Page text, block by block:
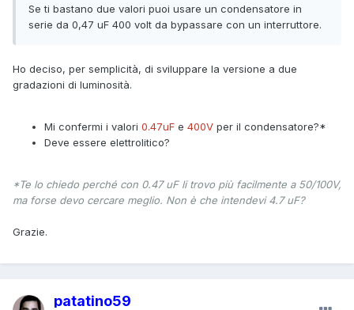
Se ti bastano due valori puoi usare un condensatore in
serie da 0,47 uF 400 volt da bypassare con un interruttore.
Ho deciso, per semplicità, di sviluppare la versione a due
gradazioni di luminosità.
Mi confermi i valori 0.47uF e 400V per il condensatore?*
Deve essere elettrolitico?
*Te lo chiedo perché con 0.47 uF li trovo più facilmente a 50/100V,
ma forse devo cercare meglio. Non è che intendevi 4.7 uF?
Grazie.
patatino59